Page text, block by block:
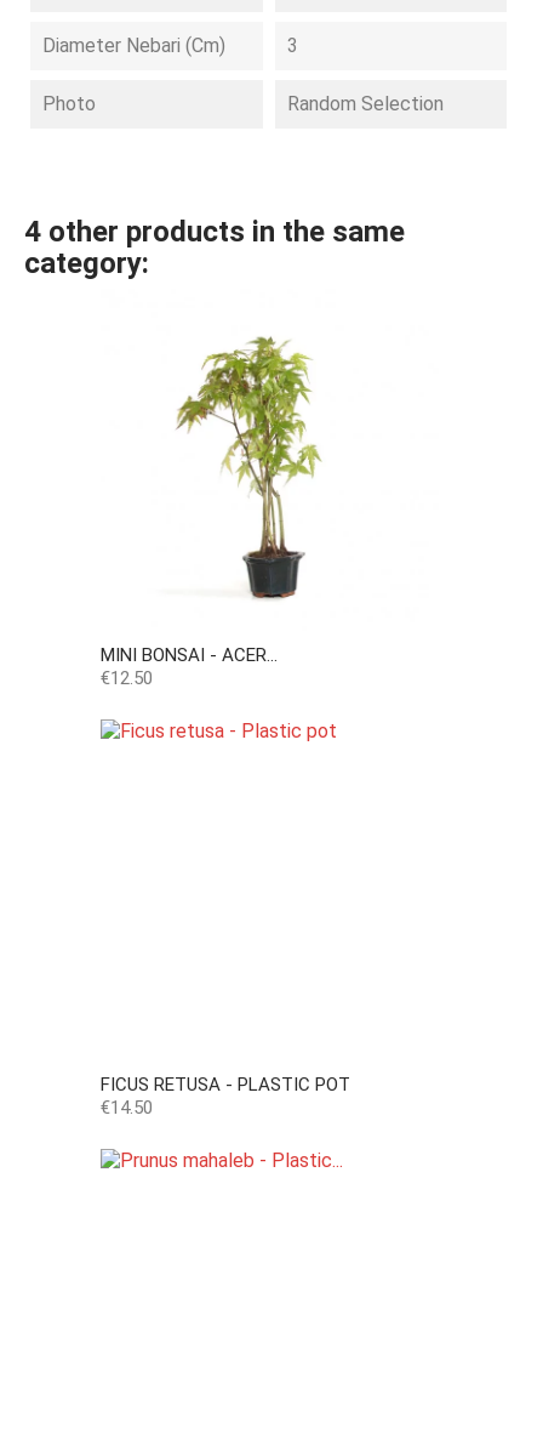
Diameter Nebari (cm) 3
Photo Random Selection
4 other products in the same
category:
MINI BONSAI - ACER...
Price
€12.50
FICUS RETUSA - PLASTIC POT
Price
€14.50